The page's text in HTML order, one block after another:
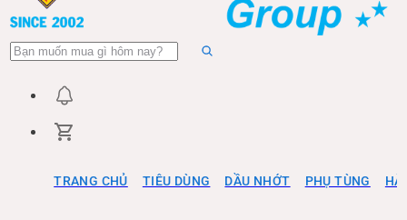
TRANG CHỦ TIÊU DÙNG DẦU NHỚT PHỤ TÙNG